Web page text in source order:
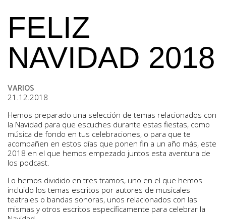
FELIZ
NAVIDAD 2018
VARIOS
21.12.2018
Hemos preparado una selección de temas relacionados con
la Navidad para que escuches durante estas fiestas, como
música de fondo en tus celebraciones, o para que te
acompañen en estos días que ponen fin a un año más, este
2018 en el que hemos empezado juntos esta aventura de
los podcast.
Lo hemos dividido en tres tramos, uno en el que hemos
incluido los temas escritos por autores de musicales
teatrales o bandas sonoras, unos relacionados con las
mismas y otros escritos específicamente para celebrar la